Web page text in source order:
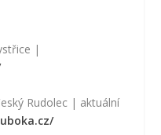
|
Rudolec | aktuální